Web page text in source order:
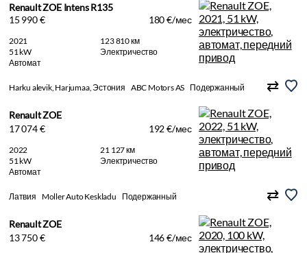
Renault ZOE Intens R135
15 990 €
180 €/мес
2021
123 810 км
51 kW
Электричество
Автомат
Harku alevik, Harjumaa, Эстония ABC Motors AS Подержанный
Renault ZOE
17 074 €
192 €/мес
2022
21 127 км
51 kW
Электричество
Автомат
Латвия Moller Auto Keskladu Подержанный
Renault ZOE
13 750 €
146 €/мес